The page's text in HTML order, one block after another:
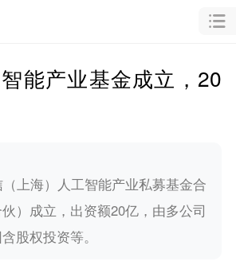
能产业基金成立，20
上海）人工智能产业私募基金合
）成立，出资额20亿，由多公司
股权投资等。